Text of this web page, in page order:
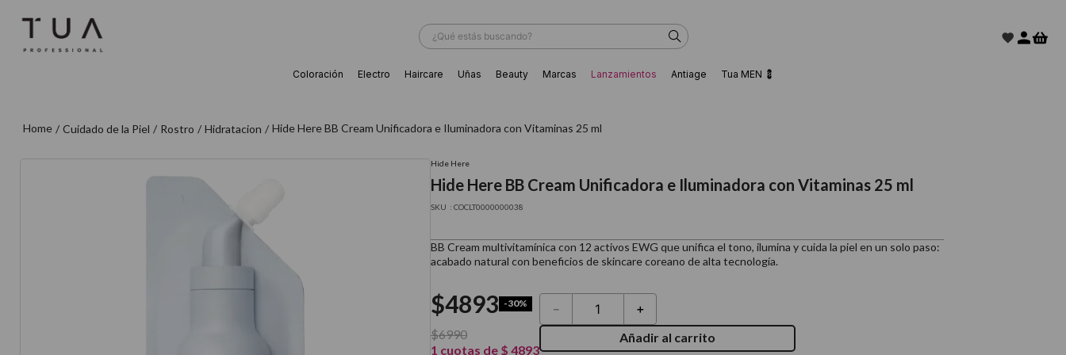
¿Qué estás buscando?
Coloración Electro Haircare Uñas Beauty Marcas Lanzamientos Antiage Tua MEN 💈
Cuidado de la Piel Rostro Hidratacion Hide Here BB Cream Unificadora e Iluminadora con Vitaminas 25 ml
Hide Here
Hide Here BB Cream Unificadora e Iluminadora con Vitaminas 25 ml
: COCLT0000000038
BB Cream multivitamínica con 12 activos EWG que unifica el tono, ilumina y cuida la piel en un solo paso:
acabado natural con beneficios de skincare coreano de alta tecnología.
$4893 -30%
$6990
1 cuotas de $ 4893
＋
－
Añadir al carrito
6
secador